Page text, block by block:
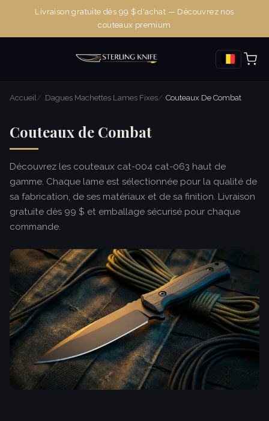
Livraison gratuite dès 99 $ d'achat — Découvrez nos
couteaux premium
Accueil Dagues Machettes Lames Fixes Couteaux De Combat
Couteaux de Combat
Découvrez les couteaux cat-004 cat-063 haut de
gamme. Chaque lame est sélectionnée pour la qualité de
sa fabrication, de ses matériaux et de sa finition. Livraison
gratuite dès 99 $ et emballage sécurisé pour chaque
commande.